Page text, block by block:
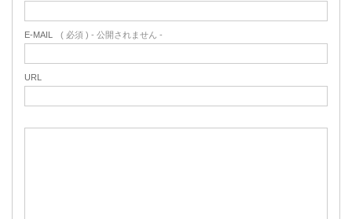
E-MAIL ( 必須 ) - 公開されません -
URL